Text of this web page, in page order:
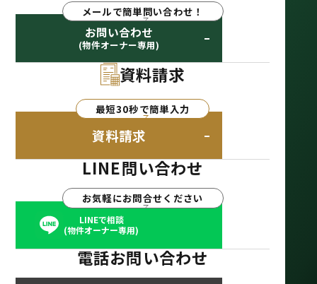
メールで簡単問い合わせ！
お問い合わせ
(物件オーナー専用)
資料請求
最短30秒で簡単入力
資料請求
LINE問い合わせ
お気軽にお問合せください
LINEで相談
(物件オーナー専用)
電話お問い合わせ